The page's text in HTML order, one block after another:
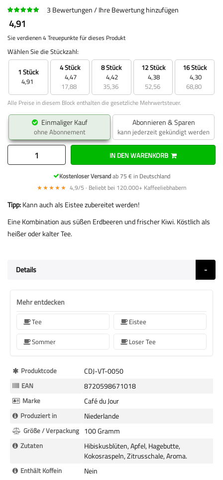
3 Bewertungen Ihre Bewertung hinzufügen
4,91
Sie verdienen 4 Treuepunkte für dieses Produkt
Wählen Sie die Stückzahl:
1 Stück
4,91
4 Stück
4,47
17,88
8 Stück
4,42
35,36
12 Stück
4,38
52,56
16 Stück
4,30
68,80
Alle Preise in diesem Block enthalten die gesetzliche Mehrwertsteuer.
Einmaliger Kauf
ohne Abonnement
Abonnieren & Sparen
kann jederzeit gekündigt werden
IN DEN WARENKORB
Kostenloser Versandab 75 € in Deutschland
★★★★★ 4,9/5 · Beliebt bei 120.000+ Kaffeeliebhabern
Tipp:Kann auch als Eistee zubereitet werden!
Eine Kombination aus süßen Erdbeeren und frischer Kiwi. Köstlich als
heißer oder kalter Tee.
Details
Mehr entdecken
Tee
Eistee
Sommer
Loser Tee
Mehr
Informationen
Produktcode CDJ-VT-0050
EAN 8720598671018
Marke Café du Jour
Produziert in Niederlande
Größe / Verpackung 100 Gramm
Zutaten
Hibiskusblüten, Apfel, Hagebutte,
Kokosraspeln, Zitrusschale, Aroma.
Enthält Koffein Nein